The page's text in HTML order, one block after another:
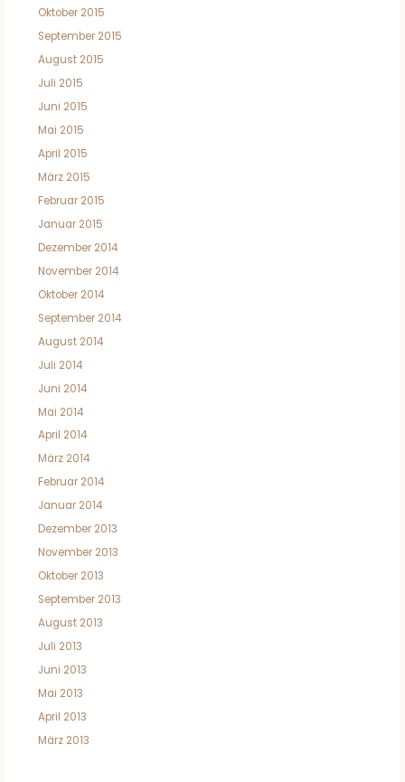
Oktober 2015
September 2015
August 2015
Juli 2015
Juni 2015
Mai 2015
April 2015
März 2015
Februar 2015
Januar 2015
Dezember 2014
November 2014
Oktober 2014
September 2014
August 2014
Juli 2014
Juni 2014
Mai 2014
April 2014
März 2014
Februar 2014
Januar 2014
Dezember 2013
November 2013
Oktober 2013
September 2013
August 2013
Juli 2013
Juni 2013
Mai 2013
April 2013
März 2013